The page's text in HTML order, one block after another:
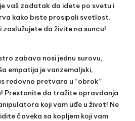
vaš zadatak da idete po svetu i
kako biste prosipali svetlost.
zaslužujete da živite na suncu!
zabava nosi jednu surovu,
empatija je vanzemaljski,
redovno pretvara u “obrok”
Prestanite da tražite opravdanja
koji vam uđe u život! Ne
čoveka sa kopljem koji vam